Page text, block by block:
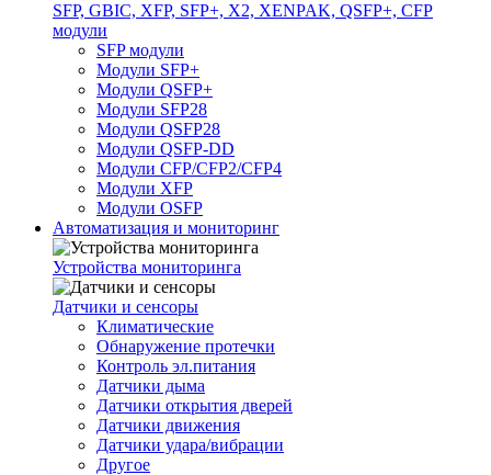
SFP, GBIC, XFP, SFP+, X2, XENPAK, QSFP+, CFP
модули
SFP модули
Модули SFP+
Модули QSFP+
Модули SFP28
Модули QSFP28
Модули QSFP-DD
Модули CFP/CFP2/CFP4
Модули XFP
Модули OSFP
Автоматизация и мониторинг
Устройства мониторинга
Датчики и сенсоры
Климатические
Обнаружение протечки
Контроль эл.питания
Датчики дыма
Датчики открытия дверей
Датчики движения
Датчики удара/вибрации
Другое